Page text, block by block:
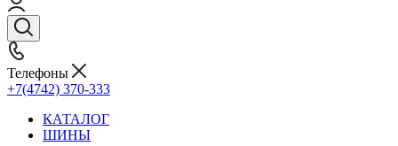
Телефоны
+7(4742) 370-333
КАТАЛОГ
ШИНЫ